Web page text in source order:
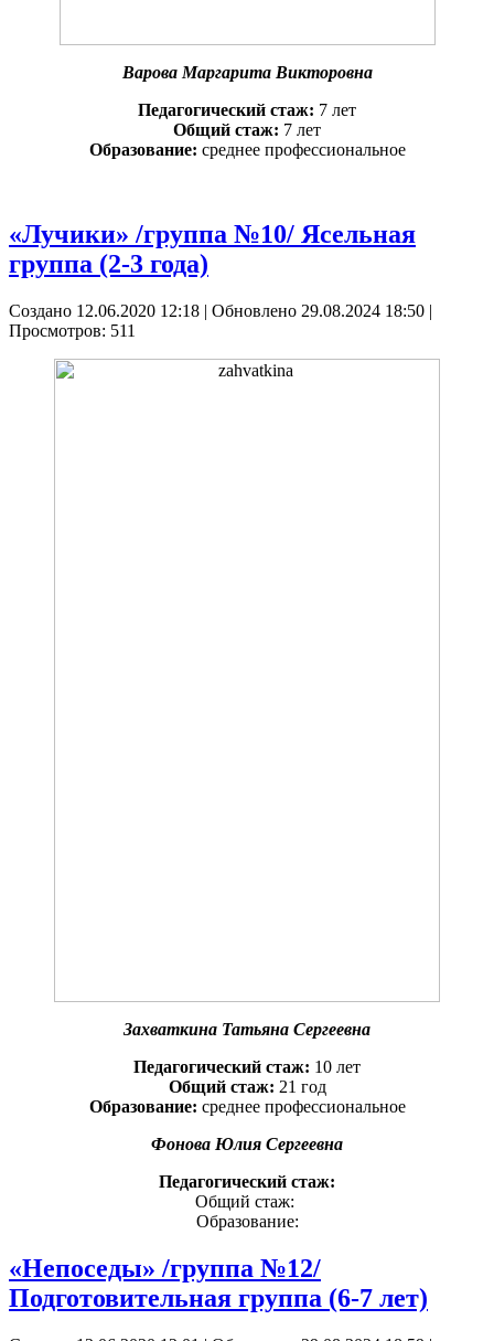
Варова Маргарита Викторовна
Педагогический стаж: 7 лет
Общий стаж: 7 лет
Образование: среднее профессиональное
«Лучики» /группа №10/ Ясельная
группа (2-3 года)
Создано 12.06.2020 12:18 | Обновлено 29.08.2024 18:50 |
Просмотров: 511
Захваткина Татьяна Сергеевна
Педагогический стаж: 10 лет
Общий стаж: 21 год
Образование: среднее профессиональное
Фонова Юлия Сергеевна
Педагогический стаж:
Общий стаж:
Образование:
«Непоседы» /группа №12/
Подготовительная группа (6-7 лет)